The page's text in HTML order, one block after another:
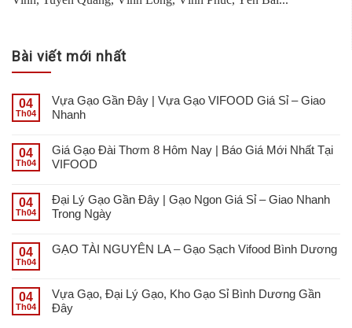
Bài viết mới nhất
04
Th04
Vựa Gạo Gần Đây | Vựa Gạo VIFOOD Giá Sỉ – Giao
Nhanh
04
Th04
Giá Gạo Đài Thơm 8 Hôm Nay | Báo Giá Mới Nhất Tại
VIFOOD
04
Th04
Đại Lý Gạo Gần Đây | Gạo Ngon Giá Sỉ – Giao Nhanh
Trong Ngày
04
Th04
GẠO TÀI NGUYÊN LA – Gạo Sạch Vifood Bình Dương
04
Th04
Vựa Gạo, Đại Lý Gạo, Kho Gạo Sỉ Bình Dương Gần
Đây